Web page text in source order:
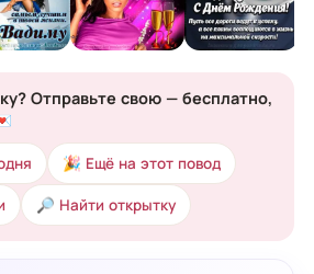
Отправьте свою — бесплатно,
🎉 Ещё на этот повод
🔎 Найти открытку